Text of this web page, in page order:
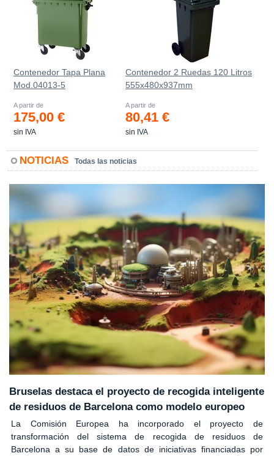
Contenedor Tapa Plana
Mod.04013-5
A partir de
175,00 €
sin IVA
Contenedor 2 Ruedas 120 Litros
555х480х937mm
A partir de
80,41 €
sin IVA
NOTICIAS Todas las noticias
Bruselas destaca el proyecto de recogida inteligente
de residuos de Barcelona como modelo europeo
La Comisión Europea ha incorporado el proyecto de
transformación del sistema de recogida de residuos de
Barcelona a su base de datos de iniciativas financiadas por